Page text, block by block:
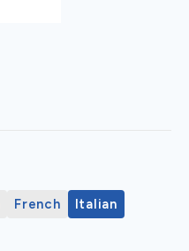
French
Italian